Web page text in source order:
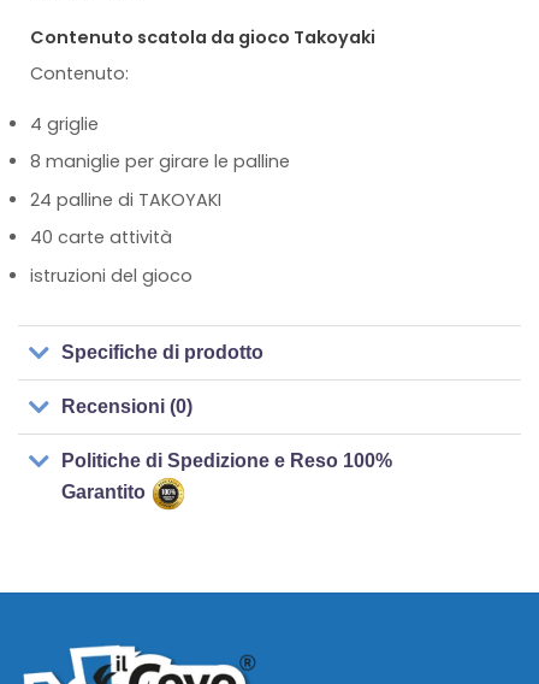
Contenuto scatola da gioco Takoyaki
Contenuto:
4 griglie
8 maniglie per girare le palline
24 palline di TAKOYAKI
40 carte attività
istruzioni del gioco
Specifiche di prodotto
Recensioni (0)
Politiche di Spedizione e Reso 100%
Garantito